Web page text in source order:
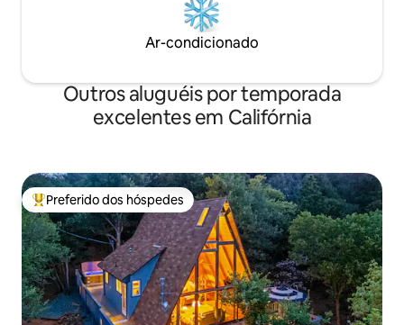
Ar-condicionado
Outros aluguéis por temporada
excelentes em Califórnia
Entre os melhores preferidos dos hóspedes
Preferido dos hóspedes